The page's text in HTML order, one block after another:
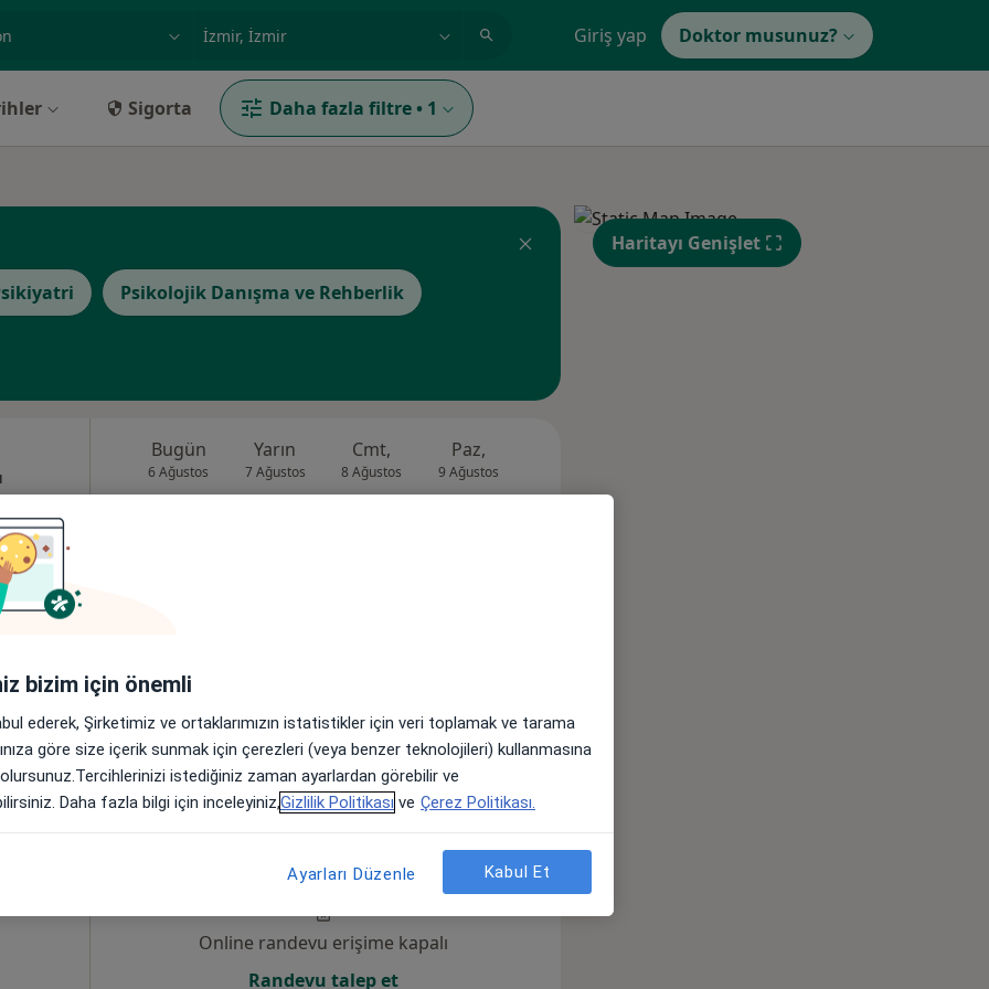
ilgi alanı ve hastalık, isimörnek: İstanbul Giriş yap Doktor musunuz?
Sigorta Daha fazla filtre • 1
Psikolojik Danışma ve Rehberlik
• Harita
Bugün
6 Ağustos
Yarın
7 Ağustos
Cmt,
8 Ağustos
Paz,
9 Ağustos
7 Ağustos 8 Ağustos 9 Ağustos 10 Ağustos
Online randevu erişime kapalı
Randevu talep et
Haritayı Genişlet
bizim için önemli
ederek, Şirketimiz ve ortaklarımızın istatistikler için veri toplamak ve tarama
göre size içerik sunmak için çerezleri (veya benzer teknolojileri) kullanmasına
istediğiniz zaman ayarlardan görebilir ve
Daha fazla bilgi için inceleyiniz,Gizlilik Politikası ve Çerez Politikası.
Ayarları Düzenle Kabul Et